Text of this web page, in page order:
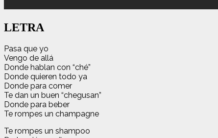
LETRA
Pasa que yo
Vengo de allá
Donde hablan con “ché”
Donde quieren todo ya
Donde para comer
Te dan un buen “chegusan”
Donde para beber
Te rompes un champagne
Te rompes un shampoo